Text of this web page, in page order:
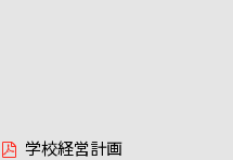
学校経営計画